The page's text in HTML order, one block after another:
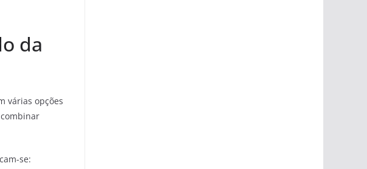
da
várias opções
se: